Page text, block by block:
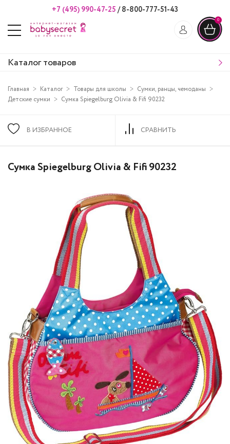
+7 (495) 990-47-25 /8-800-777-51-43
0
Каталог товаров
Главная Каталог Товары для школы
Сумки, ранцы, чемоданы
Детские сумки
Сумка Spiegelburg Olivia & Fifi 90232
В ИЗБРАННОЕ СРАВНИТЬ
Сумка Spiegelburg Olivia & Fifi 90232